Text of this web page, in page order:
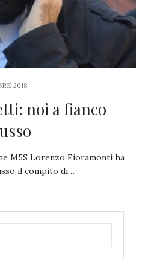
2018
noi a fianco
M5S Lorenzo Fioramonti ha
il compito di…